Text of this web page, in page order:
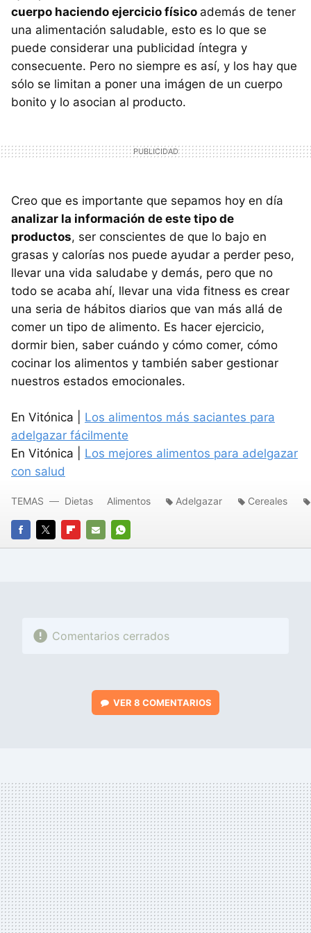
cuerpo haciendo ejercicio físico además de tener
una alimentación saludable, esto es lo que se
puede considerar una publicidad íntegra y
consecuente. Pero no siempre es así, y los hay que
sólo se limitan a poner una imágen de un cuerpo
bonito y lo asocian al producto.
Creo que es importante que sepamos hoy en día
analizar la información de este tipo de
productos, ser conscientes de que lo bajo en
grasas y calorías nos puede ayudar a perder peso,
llevar una vida saludabe y demás, pero que no
todo se acaba ahí, llevar una vida fitness es crear
una seria de hábitos diarios que van más allá de
comer un tipo de alimento. Es hacer ejercicio,
dormir bien, saber cuándo y cómo comer, cómo
cocinar los alimentos y también saber gestionar
nuestros estados emocionales.
En Vitónica | Los alimentos más saciantes para
adelgazar fácilmente
En Vitónica | Los mejores alimentos para adelgazar
con salud
FACEBOOK
TWITTERFLIPBOARD
E-
WHATSAPP
TEMAS Dietas Alimentos Adelgazar Cereales
Comentarios cerrados
VER 8 COMENTARIOS